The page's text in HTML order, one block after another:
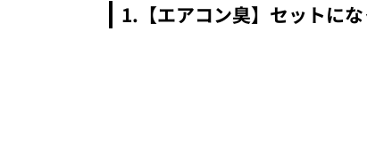
1.【エアコン臭】セットに